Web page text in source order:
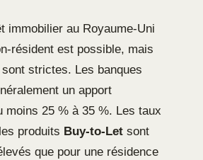
immobilier au Royaume-Uni
résident est possible, mais
strictes. Les banques
un apport
moins 25 % à 35 %. Les taux
produits Buy-to-Let sont
que pour une résidence